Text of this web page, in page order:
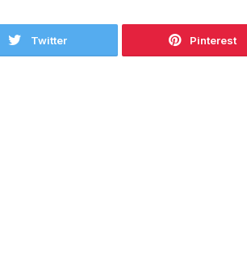
Twitter Pinterest